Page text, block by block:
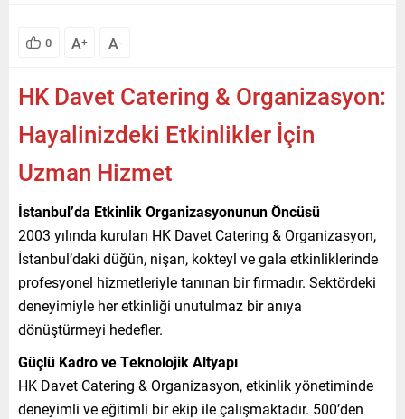
0 A+ A-
HK Davet Catering & Organizasyon:
Hayalinizdeki Etkinlikler İçin
Uzman Hizmet
İstanbul’da Etkinlik Organizasyonunun Öncüsü
2003 yılında kurulan HK Davet Catering & Organizasyon,
İstanbul’daki düğün, nişan, kokteyl ve gala etkinliklerinde
profesyonel hizmetleriyle tanınan bir firmadır. Sektördeki
deneyimiyle her etkinliği unutulmaz bir anıya
dönüştürmeyi hedefler.
Güçlü Kadro ve Teknolojik Altyapı
HK Davet Catering & Organizasyon, etkinlik yönetiminde
deneyimli ve eğitimli bir ekip ile çalışmaktadır. 500’den